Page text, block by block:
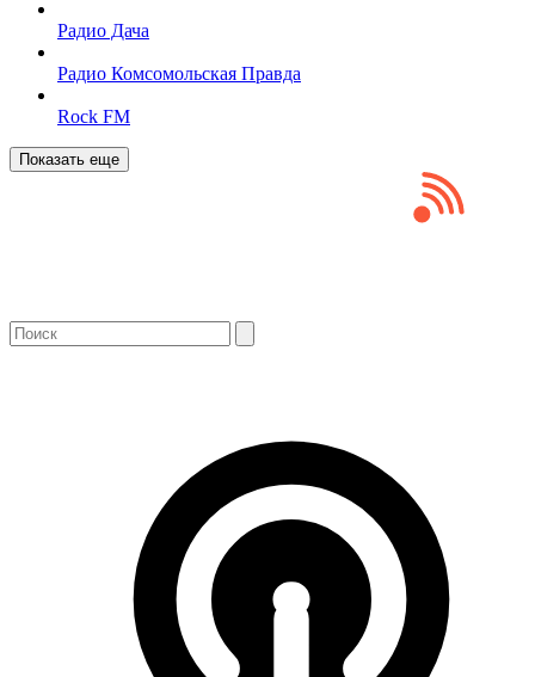
Радио Дача
Радио Комсомольская Правда
Rock FM
Показать еще